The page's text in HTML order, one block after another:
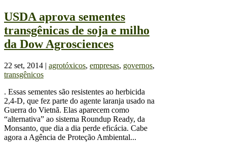
USDA aprova sementes
transgênicas de soja e milho
da Dow Agrosciences
22 set, 2014 | agrotóxicos, empresas, governos,
transgênicos
. Essas sementes são resistentes ao herbicida
2,4-D, que fez parte do agente laranja usado na
Guerra do Vietnã. Elas aparecem como
“alternativa” ao sistema Roundup Ready, da
Monsanto, que dia a dia perde eficácia. Cabe
agora a Agência de Proteção Ambiental...